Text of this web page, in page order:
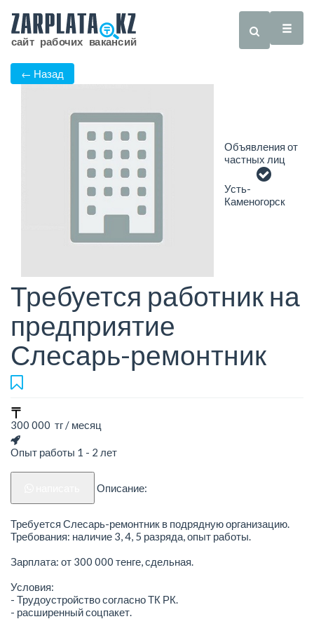
← Назад
Объявления от
частных лиц
Усть-
Каменогорск
Требуется работник на
предприятие
Слесарь-ремонтник
300 000 тг / месяц
Опыт работы 1 - 2 лет
Описание:
Требуется Слесарь-ремонтник в подрядную организацию.
Требования: наличие 3, 4, 5 разряда, опыт работы.
Зарплата: от 300 000 тенге, сдельная.
Условия:
- Трудоустройство согласно ТК РК.
- расширенный соцпакет.